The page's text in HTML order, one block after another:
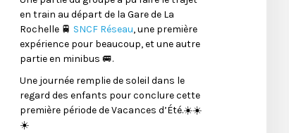
en train au départ de la Gare de La
Rochelle 🚆 SNCF Réseau, une première
expérience pour beaucoup, et une autre
partie en minibus 🚐.
Une journée remplie de soleil dans le
regard des enfants pour conclure cette
première période de Vacances d’Été.☀️☀️
☀️